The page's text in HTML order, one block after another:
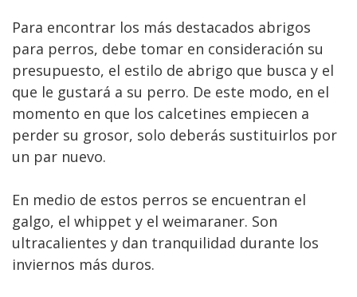
Para encontrar los más destacados abrigos
para perros, debe tomar en consideración su
presupuesto, el estilo de abrigo que busca y el
que le gustará a su perro. De este modo, en el
momento en que los calcetines empiecen a
perder su grosor, solo deberás sustituirlos por
un par nuevo.
En medio de estos perros se encuentran el
galgo, el whippet y el weimaraner. Son
ultracalientes y dan tranquilidad durante los
inviernos más duros.